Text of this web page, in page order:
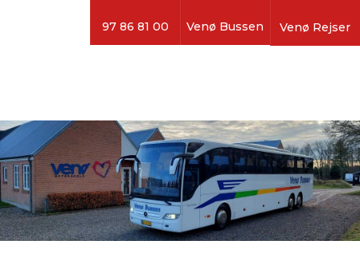
97 86 81 00 Venø Bussen Venø Rejser